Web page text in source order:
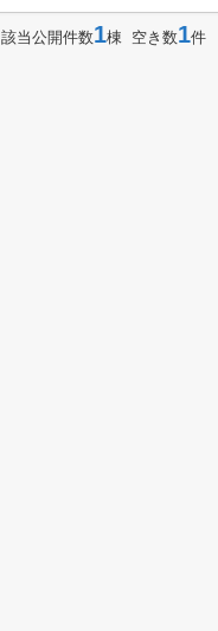
該当公開件数1棟 空き数1件